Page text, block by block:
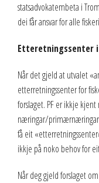
statsadvokatembeta i
dei får ansvar for alle
Etteretningssenter
Når det gjeld at utvalet
etterretningssenter for
forslaget. PF er ikkje
næringar/
få eit
ikkje på noko behov for
Når deg gjeld forslaget